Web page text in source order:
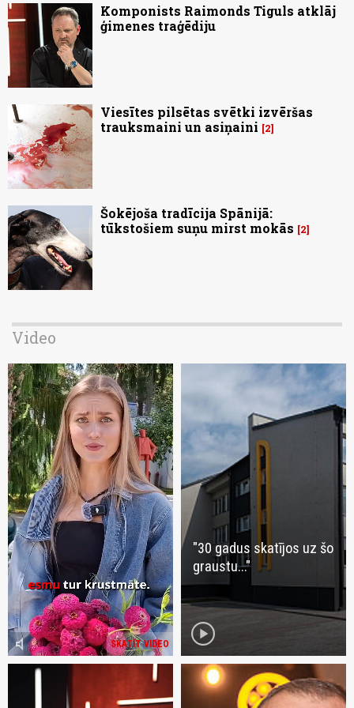
Komponists Raimonds Tiguls atklāj
ģimenes traģēdiju
Viesītes pilsētas svētki izvēršas
trauksmaini un asiņaini
2
Šokējoša tradīcija Spānijā:
tūkstošiem suņu mirst mokās
2
Video
SKATĪT VIDEO
volume_mute
"30 gadus skatījos uz šo
graustu..."
play_circle